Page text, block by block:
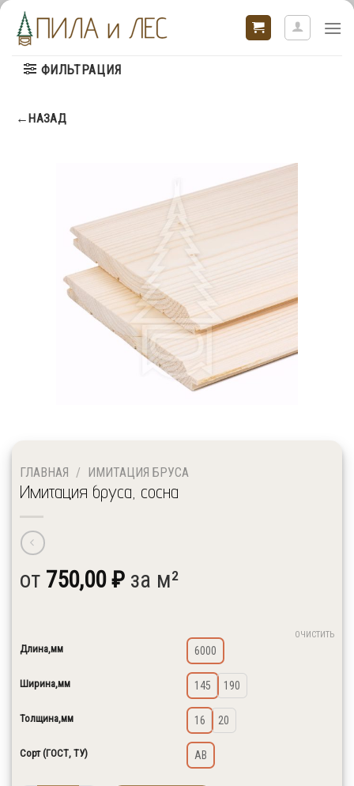
Skip
content
ФИЛЬТРАЦИЯ
←НАЗАД
ГЛАВНАЯ / ИМИТАЦИЯ БРУСА
Имитация бруса, сосна
от 750,00₽ за м²
↓ Выберите необходимые размеры и сорт
Длина,мм 6000
Ширина,мм 145 190
Толщина,мм 16 20
Сорт (ГОСТ, ТУ) AB
ОЧИСТИТЬ